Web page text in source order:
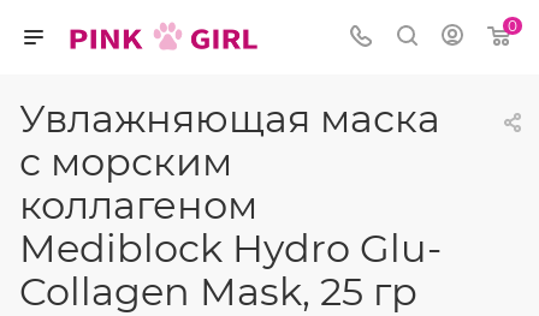
0
Увлажняющая маска
с морским
коллагеном
Mediblock Hydro Glu-
Collagen Mask, 25 гр